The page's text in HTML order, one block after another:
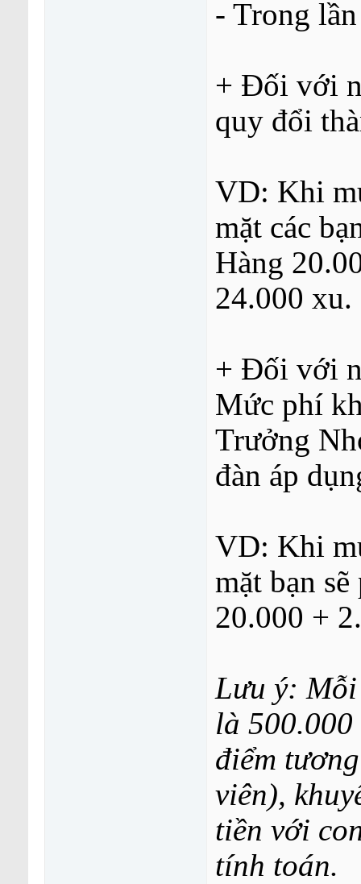
- Trong
+ Đối với
quy đổi
VD: Khi
mặt các
Hàng
24.000 xu.
+ Đối với
Mức phí
Trưởng
đàn áp
VD: Khi
mặt bạn
20.000 +
Lưu ý:
là
điểm
viên),
tiền với
tính toán.